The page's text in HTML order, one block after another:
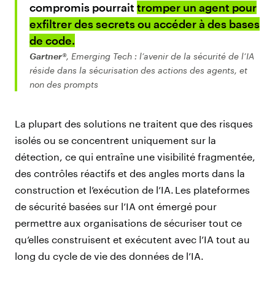
compromis pourrait tromper un agent pour
exfiltrer des secrets ou accéder à des bases
de code.
Gartner®, Emerging Tech : l’avenir de la sécurité de l’IA
réside dans la sécurisation des actions des agents, et
non des prompts
La plupart des solutions ne traitent que des risques
isolés ou se concentrent uniquement sur la
détection, ce qui entraîne une visibilité fragmentée,
des contrôles réactifs et des angles morts dans la
construction et l’exécution de l’IA. Les plateformes
de sécurité basées sur l’IA ont émergé pour
permettre aux organisations de sécuriser tout ce
qu’elles construisent et exécutent avec l’IA tout au
long du cycle de vie des données de l’IA.